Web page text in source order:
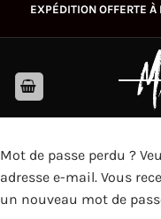
PasserEXPÉDITION OFFERTE
Mot de passe perdu ?
adresse e-mail. Vous
un nouveau mot de